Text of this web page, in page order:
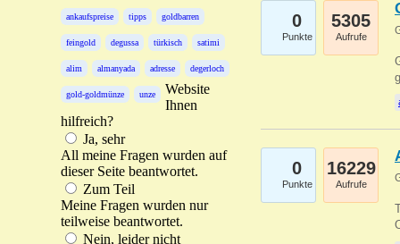
ankaufspreise tipps goldbarren
feingold degussa türkisch satimi
alim almanyada adresse degerloch
gold-goldmünze unze
Website
Ihnen
hilfreich?
Ja, sehr
All meine Fragen wurden auf
dieser Seite beantwortet.
Zum Teil
Meine Fragen wurden nur
teilweise beantwortet.
Nein, leider nicht
0
Punkte
5305
Aufrufe
0
Punkte
16229
Aufrufe